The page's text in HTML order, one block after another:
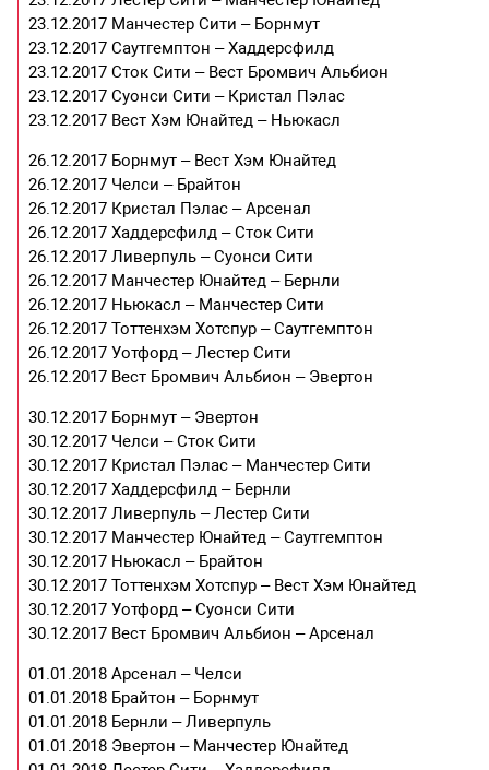
23.12.2017 Манчестер Сити – Борнмут
23.12.2017 Саутгемптон – Хаддерсфилд
23.12.2017 Сток Сити – Вест Бромвич Альбион
23.12.2017 Суонси Сити – Кристал Пэлас
23.12.2017 Вест Хэм Юнайтед – Ньюкасл
26.12.2017 Борнмут – Вест Хэм Юнайтед
26.12.2017 Челси – Брайтон
26.12.2017 Кристал Пэлас – Арсенал
26.12.2017 Хаддерсфилд – Сток Сити
26.12.2017 Ливерпуль – Суонси Сити
26.12.2017 Манчестер Юнайтед – Бернли
26.12.2017 Ньюкасл – Манчестер Сити
26.12.2017 Тоттенхэм Хотспур – Саутгемптон
26.12.2017 Уотфорд – Лестер Сити
26.12.2017 Вест Бромвич Альбион – Эвертон
30.12.2017 Борнмут – Эвертон
30.12.2017 Челси – Сток Сити
30.12.2017 Кристал Пэлас – Манчестер Сити
30.12.2017 Хаддерсфилд – Бернли
30.12.2017 Ливерпуль – Лестер Сити
30.12.2017 Манчестер Юнайтед – Саутгемптон
30.12.2017 Ньюкасл – Брайтон
30.12.2017 Тоттенхэм Хотспур – Вест Хэм Юнайтед
30.12.2017 Уотфорд – Суонси Сити
30.12.2017 Вест Бромвич Альбион – Арсенал
01.01.2018 Арсенал – Челси
01.01.2018 Брайтон – Борнмут
01.01.2018 Бернли – Ливерпуль
01.01.2018 Эвертон – Манчестер Юнайтед